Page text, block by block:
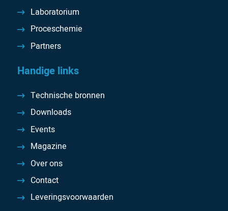
Laboratorium
Proceschemie
Partners
Handige links
Technische bronnen
Downloads
Events
Magazine
Over ons
Contact
Leveringsvoorwaarden